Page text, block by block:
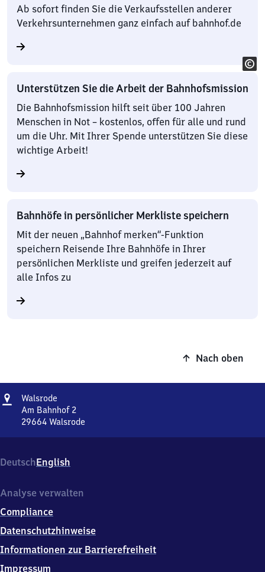
Ab sofort finden Sie die Verkaufsstellen anderer
Verkehrsunternehmen ganz einfach auf bahnhof.de
Unterstützen Sie die Arbeit der Bahnhofsmission
Die Bahnhofsmission hilft seit über 100 Jahren
Menschen in Not – kostenlos, offen für alle und rund
um die Uhr. Mit Ihrer Spende unterstützen Sie diese
wichtige Arbeit!
Bahnhöfe in persönlicher Merkliste speichern
Mit der neuen „Bahnhof merken“-Funktion
speichern Reisende Ihre Bahnhöfe in Ihrer
persönlichen Merkliste und greifen jederzeit auf
alle Infos zu
Nach oben
Adresse
Walsrode
Am Bahnhof 2
29664 Walsrode
Bahnhof
2,
9
6
4
DeutschEnglish
Analyse verwalten
Compliance
Datenschutzhinweise
Informationen zur Barrierefreiheit
Impressum